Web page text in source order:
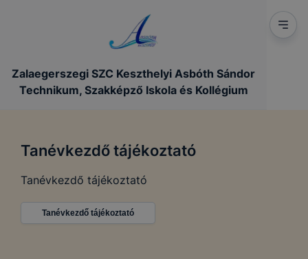
Zalaegerszegi SZC Keszthelyi Asbóth Sándor
Technikum, Szakképző Iskola és Kollégium
Tanévkezdő tájékoztató
Tanévkezdő tájékoztató
Tanévkezdő tájékoztató